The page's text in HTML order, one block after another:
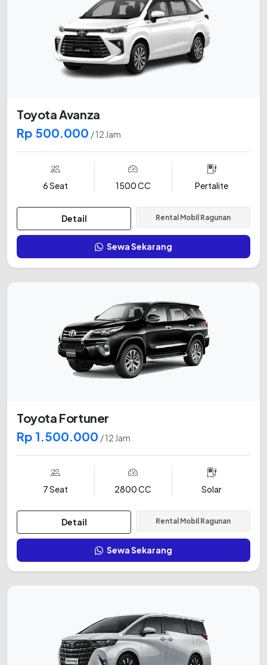
Toyota Avanza
Rp 500.000 / 12 Jam
6 Seat 1500 CC Pertalite
Detail Rental Mobil Ragunan
Sewa Sekarang
Toyota Fortuner
Rp 1.500.000 / 12 Jam
7 Seat 2800 CC Solar
Detail Rental Mobil Ragunan
Sewa Sekarang